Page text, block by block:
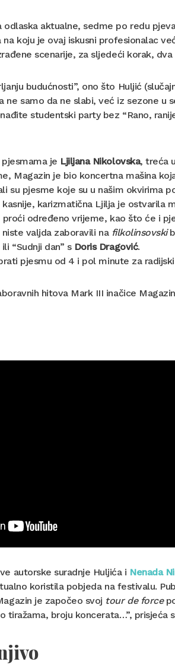
odlaska aktualne, sedme po redu
na koju je ovaj iskusni profesionalac
scenarije, za sljedeći korak,
budućnosti”, ono što Huljić
ne samo da ne slabi, već iz sezone u
studentski party bez “Rano,
je Ljiljana Nikolovska, treća
Magazin je bio koncertna mašina
su pjesme koje su u našim okvirima
karizmatična Ljilja je ostvarila
određeno vrijeme, kao što će i
valjda zaboravili na filkolinsovski
“Sudnji dan” s Doris Dragović.
pjesmu od 4 i pol minute za
hitova Mark III inačice
autorske suradnje Huljića i Nenada
koristila pobjeda na festivalu.
je započeo svoj tour de force
tiražama, broju koncerata…”, prisjeća